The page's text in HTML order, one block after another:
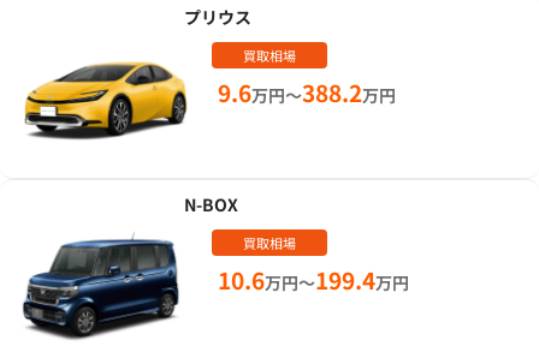
プリウス
買取相場
9.6万円～388.2万円
N-BOX
買取相場
10.6万円～199.4万円